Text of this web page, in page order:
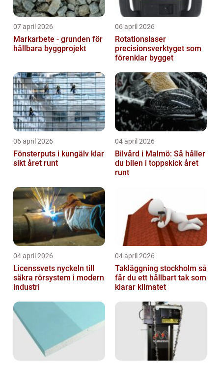
07 april 2026
Markarbete - grunden för
hållbara byggprojekt
06 april 2026
Rotationslaser
precisionsverktyget som
förenklar bygget
06 april 2026
Fönsterputs i kungälv klar
sikt året runt
04 april 2026
Bilvård i Malmö: Så håller
du bilen i toppskick året
runt
04 april 2026
Licenssvets nyckeln till
säkra rörsystem i modern
industri
04 april 2026
Takläggning stockholm så
får du ett hållbart tak som
klarar klimatet